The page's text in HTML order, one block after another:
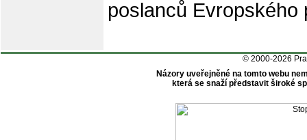
poslanců Evropského
© 2000-2026
Názory uveřejněné na tomto webu
která se snaží představit široké